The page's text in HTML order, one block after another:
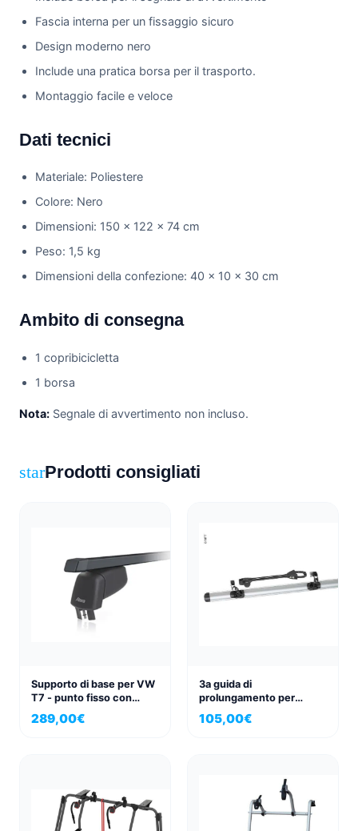
Fascia interna per un fissaggio sicuro
Design moderno nero
Include una pratica borsa per il trasporto.
Montaggio facile e veloce
Dati tecnici
Materiale: Poliestere
Colore: Nero
Dimensioni: 150 × 122 × 74 cm
Peso: 1,5 kg
Dimensioni della confezione: 40 × 10 × 30 cm
Ambito di consegna
1 copribicicletta
1 borsa
Nota: Segnale di avvertimento non incluso.
starProdotti consigliati
Supporto di base per VW
T7 - punto fisso con
profilo quadrato in acciaio
289,00€
3a guida di
prolungamento per
portabici BackPower mft
per aggancio al rimorchio
105,00€